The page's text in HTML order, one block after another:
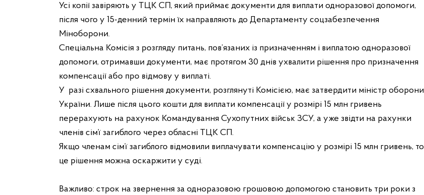
Усі копії завіряють у ТЦК СП, який приймає документи для виплати одноразової допомоги,
після чого у 15-денний термін їх направляють до Департаменту соцзабезпечення
Міноборони.
Спеціальна Комісія з розгляду питань, пов’язаних із призначенням і виплатою одноразової
допомоги, отримавши документи, має протягом 30 днів ухвалити рішення про призначення
компенсації або про відмову у виплаті.
У разі схвального рішення документи, розглянуті Комісією, має затвердити міністр оборони
України. Лише після цього кошти для виплати компенсації у розмірі 15 млн гривень
перерахують на рахунок Командування Сухопутних військ ЗСУ, а уже звідти на рахунки
членів сім’ї загиблого через обласні ТЦК СП.
Якщо членам сім’ї загиблого відмовили виплачувати компенсацію у розмірі 15 млн гривень, то
це рішення можна оскаржити у суді.
Важливо: строк на звернення за одноразовою грошовою допомогою становить три роки з